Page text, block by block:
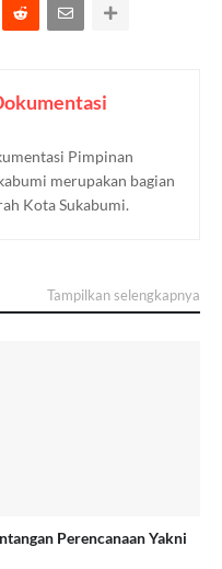
Pimpinan
merupakan bagian
Kota Sukabumi.
Tampilkan selengkapnya
Perencanaan Yakni